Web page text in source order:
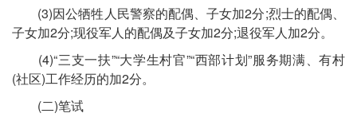
(3)因公牺牲人民警察的配偶、子女加2分;烈士的配偶、
子女加2分;现役军人的配偶及子女加2分;退役军人加2分。
(4)“三支一扶”“大学生村官”“西部计划”服务期满、有村
(社区)工作经历的加2分。
(二)笔试